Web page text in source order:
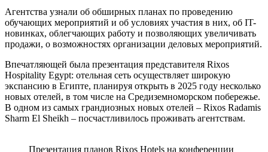
Агентства узнали об обширных планах по проведению
обучающих мероприятий и об условиях участия в них, об IT-
новинках, облегчающих работу и позволяющих увеличивать
продажи, о возможностях организации деловых мероприятий.
Впечатляющей была презентация представителя Rixos
Hospitality Egypt: отельная сеть осуществляет широкую
экспансию в Египте, планируя открыть в 2025 году несколько
новых отелей, в том числе на Средиземноморском побережье.
В одном из самых грандиозных новых отелей – Rixos Radamis
Sharm El Sheikh – посчастливилось проживать агентствам.
Презентация планов Rixos Hotels на конференции